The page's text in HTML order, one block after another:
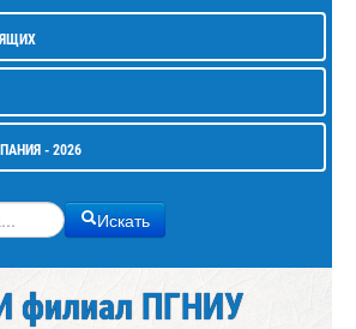
- 2026
Искать
филиал ПГНИУ